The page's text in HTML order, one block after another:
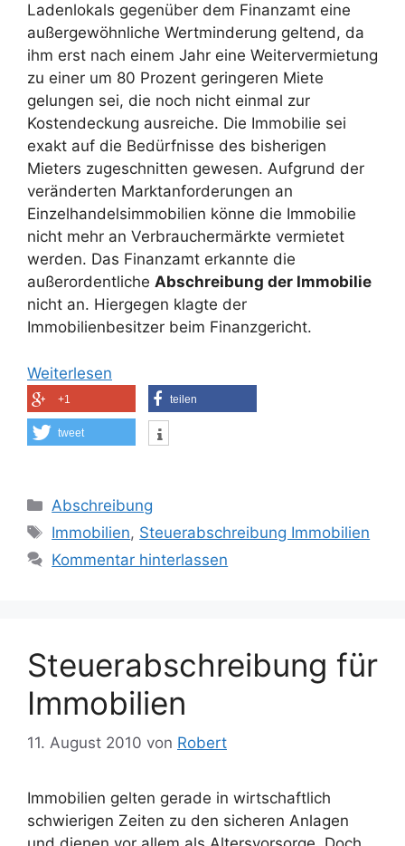
Ladenlokals gegenüber dem Finanzamt eine
außergewöhnliche Wertminderung geltend, da
ihm erst nach einem Jahr eine Weitervermietung
zu einer um 80 Prozent geringeren Miete
gelungen sei, die noch nicht einmal zur
Kostendeckung ausreiche. Die Immobilie sei
exakt auf die Bedürfnisse des bisherigen
Mieters zugeschnitten gewesen. Aufgrund der
veränderten Marktanforderungen an
Einzelhandelsimmobilien könne die Immobilie
nicht mehr an Verbrauchermärkte vermietet
werden. Das Finanzamt erkannte die
außerordentliche Abschreibung der Immobilie
nicht an. Hiergegen klagte der
Immobilienbesitzer beim Finanzgericht.
Weiterlesen
+1 teilen
tweet
Kategorien
Abschreibung
Schlagwörter
Immobilien, Steuerabschreibung Immobilien
Kommentar hinterlassen
Steuerabschreibung für
Immobilien
11. August 2010 von Robert
Immobilien gelten gerade in wirtschaftlich
schwierigen Zeiten zu den sicheren Anlagen